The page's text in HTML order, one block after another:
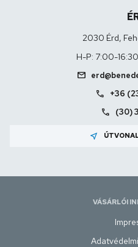
2030 Érd,
H-P: 7:00-
mail
call +36
call (30)
near_me
VÁSÁRLÓI